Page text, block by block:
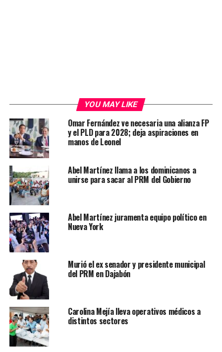
YOU MAY LIKE
Omar Fernández ve necesaria una alianza FP
y el PLD para 2028; deja aspiraciones en
manos de Leonel
Abel Martínez llama a los dominicanos a
unirse para sacar al PRM del Gobierno
Abel Martínez juramenta equipo político en
Nueva York
Murió el ex senador y presidente municipal
del PRM en Dajabón
Carolina Mejía lleva operativos médicos a
distintos sectores